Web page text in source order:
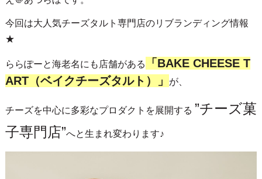
今回は大人気チーズタルト専門店のリブランディング情報
★
ららぽーと海老名にも店舗がある
「BAKE CHEESE T
ART（ベイクチーズタルト）」
が、
チーズを中心に多彩なプロダクトを展開する ”チーズ菓
子専門店”へと生まれ変わります♪